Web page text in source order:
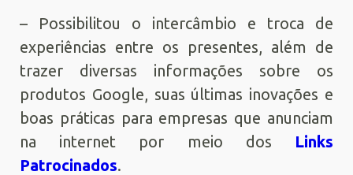
– Possibilitou o intercâmbio e troca de
experiências entre os presentes, além de
trazer diversas informações sobre os
produtos Google, suas últimas inovações e
boas práticas para empresas que anunciam
na internet por meio dos Links
Patrocinados.